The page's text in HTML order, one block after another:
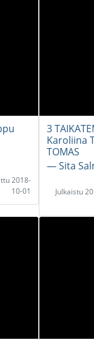
2018-
10-01
3
Karoliina
TOMAS
― Sita
Julkaistu